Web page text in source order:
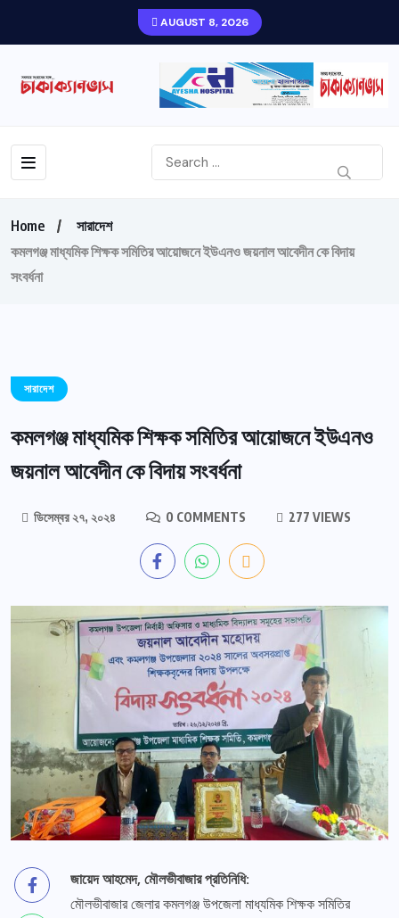
AUGUST 8, 2026
Home
সারাদেশ
কমলগঞ্জ মাধ্যমিক শিক্ষক সমিতির আয়োজনে ইউএনও জয়নাল আবেদীন কে বিদায়
সংবর্ধনা
সারাদেশ
কমলগঞ্জ মাধ্যমিক শিক্ষক সমিতির আয়োজনে ইউএনও
জয়নাল আবেদীন কে বিদায় সংবর্ধনা
ডিসেম্বর ২৭, ২০২৪ 0 COMMENTS 277 VIEWS
জায়েদ আহমেদ, মৌলভীবাজার প্রতিনিধি:
মৌলভীবাজার জেলার কমলগঞ্জ উপজেলা মাধ্যমিক শিক্ষক সমিতির